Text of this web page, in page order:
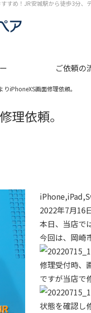
すめ！JR安城駅から徒歩3分
ご依頼の
りiPhoneXS画面修理依頼。
理依頼。
2022年7月16
本日、当店で
今回は、岡崎
修理受付時、
ですが当店で
状態を確認し